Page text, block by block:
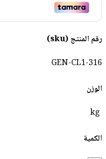
رقم المنتج (sku)
GEN-CL1-316
الوزن
الكمية